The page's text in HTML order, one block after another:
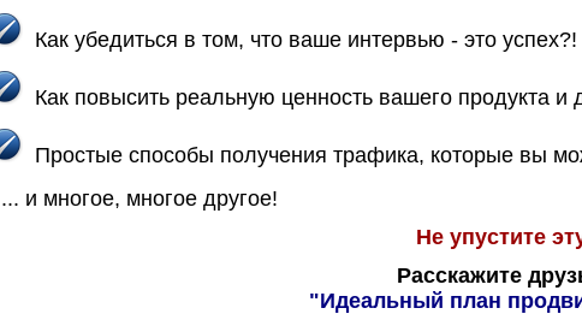
Как убедиться в том, что ваше интервью - это успех?!
Как повысить реальную ценность вашего продукта и
Простые способы получения трафика, которые вы
... и многое, многое другое!
Не упустите
Расскажите
"Идеальный план